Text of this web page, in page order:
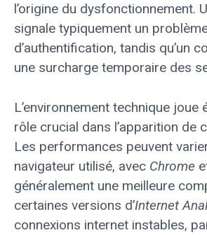
l’origine du dysfonctionnement.
signale typiquement un
d’authentification, tandis qu’un
une surcharge temporaire des
L’environnement technique joue
rôle crucial dans l’apparition de
Les performances peuvent
navigateur utilisé, avec Chrome
généralement une meilleure
certaines versions d’Internet
connexions internet instables,